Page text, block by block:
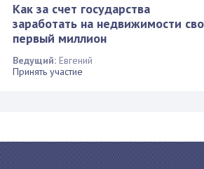
Как за счет государства
заработать на недвижимости
первый миллион
Ведущий: Евгений
Принять участие